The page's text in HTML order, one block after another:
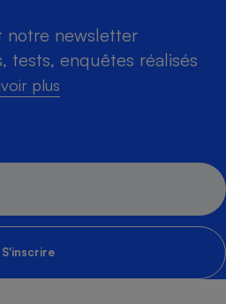
notre newsletter
tests, enquêtes réalisés
plus
S'inscrire